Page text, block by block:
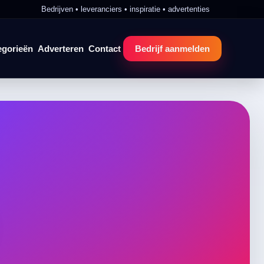
Bedrijven • leveranciers • inspiratie • advertenties
Adverteren Contact Bedrijf aanmelden